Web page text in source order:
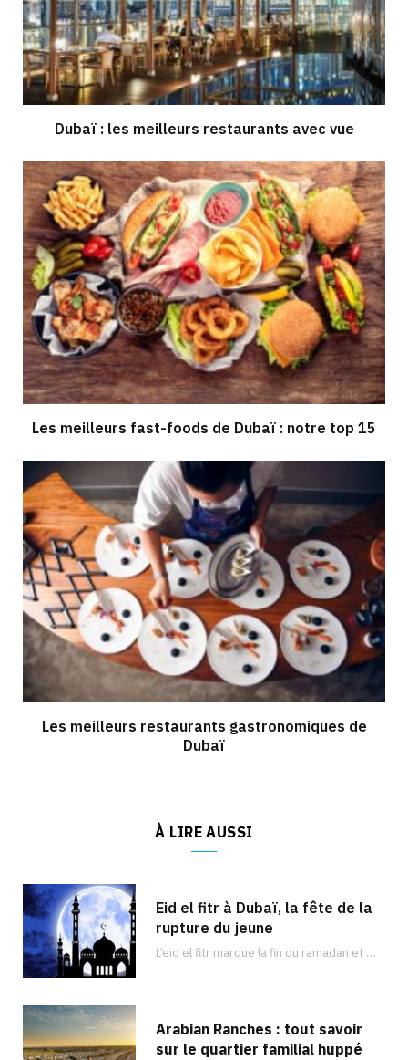
Dubaï : les meilleurs restaurants avec vue
Les meilleurs fast-foods de Dubaï : notre top 15
Les meilleurs restaurants gastronomiques de
Dubaï
À LIRE AUSSI
Eid el fitr à Dubaï, la fête de la
rupture du jeune
L’eid el fitr marque la fin du ramadan et est célébré dans de nombreux pays du monde entier comme à Dubaï. Découvrez les activités que vous pouvez faire !
Arabian Ranches : tout savoir
sur le quartier familial huppé